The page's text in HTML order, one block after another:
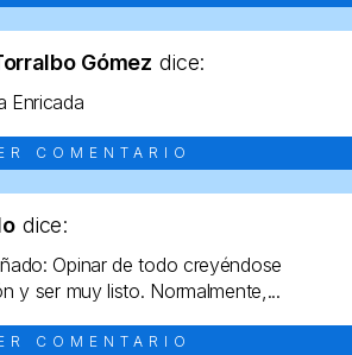
Gómez dice:
Enricada
COMENTARIO
dice:
Opinar de todo creyéndose
y ser muy listo. Normalmente,...
COMENTARIO